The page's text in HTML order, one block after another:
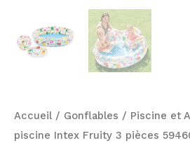
Accueil / Gonflables / Piscine et
piscine Intex Fruity 3 pièces